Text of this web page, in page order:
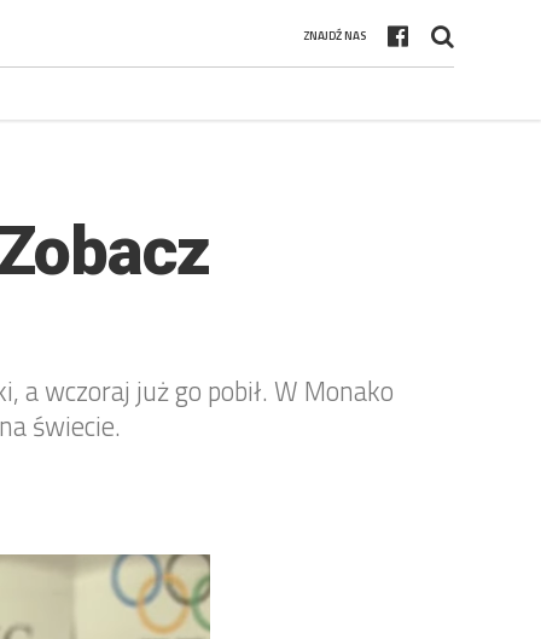
ZNAJDŹ NAS
wczoraj już go pobił. W Monako
świecie.